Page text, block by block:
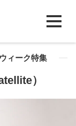
ィーク特集
）